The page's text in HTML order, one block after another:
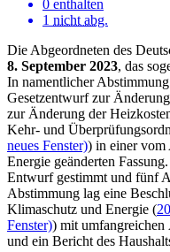
0 enthalten
1 nicht abg.
Die Abgeordneten des
8. September 2023, das
In namentlicher
Gesetzentwurf zur
zur Änderung der
Kehr- und
neues Fenster)) in einer vom
Energie geänderten
Entwurf gestimmt und fünf
Abstimmung lag eine
Klimaschutz und Energie (
Fenster)) mit umfangreichen
und ein Bericht des